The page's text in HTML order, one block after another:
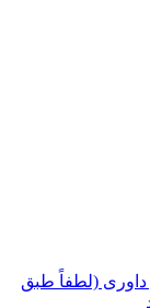
(لطفاً طبق